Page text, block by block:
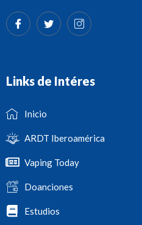
Links de Intéres
Inicio
ARDT Iberoamérica
Vaping Today
Doanciones
Estudios